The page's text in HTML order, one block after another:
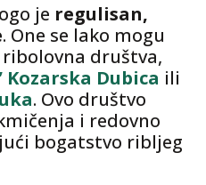
je regulisan,
. One se lako mogu
društva,
Kozarska Dubica ili
. Ovo društvo
i redovno
bogatstvo ribljeg